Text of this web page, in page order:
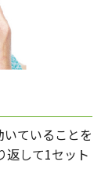
ていることを
返して1セット